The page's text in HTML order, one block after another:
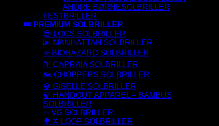
ANDRE BØRNESOLBRILLER
FESTBRILLER
👑 PREMIUM SOLBRILLER
😎 LOCS SOLBRILLER
🌆 MANHATTAN SOLBRILLER
☣️ BIOHAZARD SOLBRILLER
🌴 CAPRAIA SOLBRILLER
🏍️ CHOPPERS SOLBRILLER
💎 GISELLE SOLBRILLER
🍃 HANDOUT APPAREL – BAMBUS
SOLBRILLER
✨ VG SOLBRILLER
🌳 X-LOOP SOLBRILLER